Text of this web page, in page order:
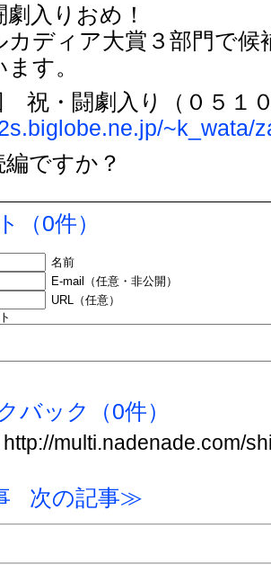
入りおめ！
カディア大賞３部門で候
す。
祝・闘劇入り（０５１
~k_wata/
ですか？
（0件）
名前
E-mail（任意・非公開）
URL（任意）
バック （0件）
http://multi.nadenade.com/
次の記事